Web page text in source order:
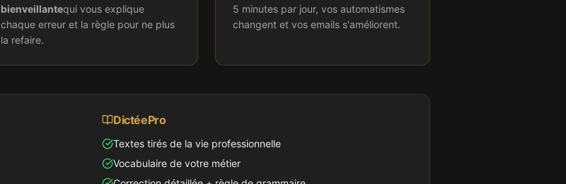
bienveillantequi vous explique
chaque erreur et la règle pour ne plus
la refaire.
5 minutes par jour, vos automatismes
changent et vos emails s'améliorent.
DictéePro
Textes tirés de la vie professionnelle
Vocabulaire de votre métier